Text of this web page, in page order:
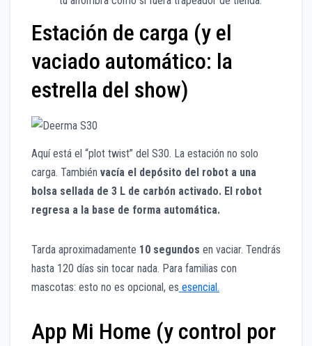
Estación de carga (y el
vaciado automático: la
estrella del show)
Aquí está el “plot twist” del S30. La estación no solo
carga. También vacía el depósito del robot a una
bolsa sellada de 3 L de carbón activado. El robot
regresa a la base de forma automática.
Tarda aproximadamente 10 segundos en vaciar. Tendrás
hasta 120 días sin tocar nada. Para familias con
mascotas: esto no es opcional, es esencial.
App Mi Home (y control por